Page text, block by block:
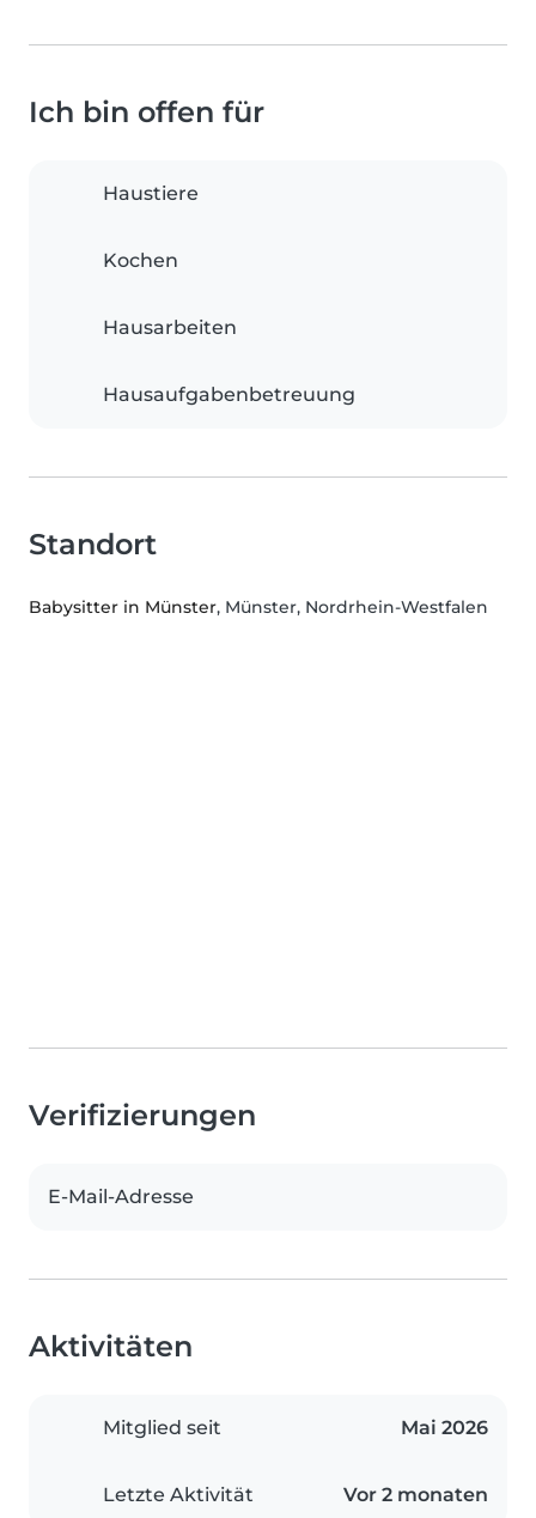
Ich bin offen für
Haustiere
Kochen
Hausarbeiten
Hausaufgabenbetreuung
Standort
Babysitter in Münster, Münster, Nordrhein-Westfalen
Verifizierungen
E-Mail-Adresse
Aktivitäten
Mitglied seit Mai 2026
Letzte Aktivität Vor 2 monaten